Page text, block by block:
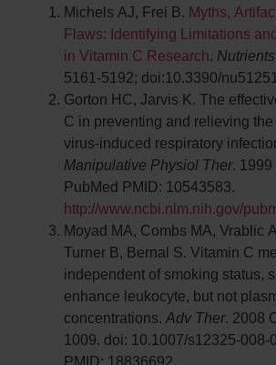
Michels AJ, Frei B. Myths,
Flaws: Identifying Limitations
in Vitamin C Research. Nutrients
5161-5192; doi:10.3390/
Gorton HC, Jarvis K. The
C in preventing and relieving
virus-induced respiratory
Manipulative Physiol Ther. 1999
PubMed PMID: 10543583.
http://www.ncbi.nlm.nih.gov/
Moyad MA, Combs MA, Vrablic
Turner B, Bernal S. Vitamin C
independent of smoking status,
enhance leukocyte, but not
concentrations.Adv Ther. 2008
1009. doi: 10.1007/s12325-008-
PMID: 18836692.